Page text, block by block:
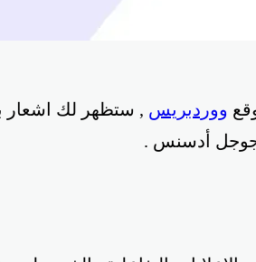
ووردبريس
جوجل أدسنس .